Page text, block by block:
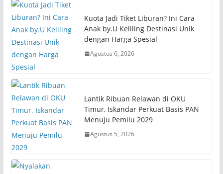
Kuota Jadi Tiket Liburan? Ini Cara
Anak by.U Keliling Destinasi Unik
dengan Harga Spesial
Agustus 6, 2026
Lantik Ribuan Relawan di OKU
Timur, Iskandar Perkuat Basis PAN
Menuju Pemilu 2029
Agustus 5, 2026